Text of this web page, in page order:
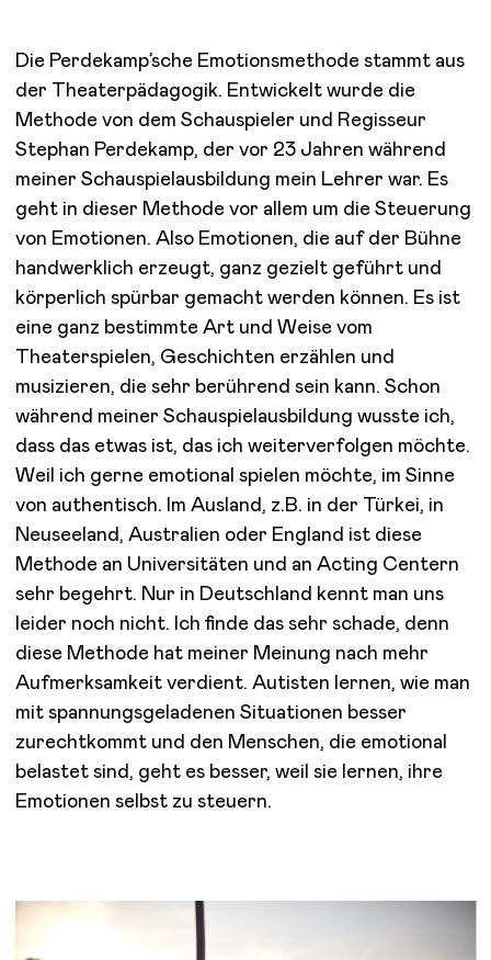
Die Perdekamp’sche Emotionsmethode stammt aus
der Theaterpädagogik. Entwickelt wurde die
Methode von dem Schauspieler und Regisseur
Stephan Perdekamp, der vor 23 Jahren während
meiner Schauspielausbildung mein Lehrer war. Es
geht in dieser Methode vor allem um die Steuerung
von Emotionen. Also Emotionen, die auf der Bühne
handwerklich erzeugt, ganz gezielt geführt und
körperlich spürbar gemacht werden können. Es ist
eine ganz bestimmte Art und Weise vom
Theaterspielen, Geschichten erzählen und
musizieren, die sehr berührend sein kann. Schon
während meiner Schauspielausbildung wusste ich,
dass das etwas ist, das ich weiterverfolgen möchte.
Weil ich gerne emotional spielen möchte, im Sinne
von authentisch. Im Ausland, z.B. in der Türkei, in
Neuseeland, Australien oder England ist diese
Methode an Universitäten und an Acting Centern
sehr begehrt. Nur in Deutschland kennt man uns
leider noch nicht. Ich finde das sehr schade, denn
diese Methode hat meiner Meinung nach mehr
Aufmerksamkeit verdient. Autisten lernen, wie man
mit spannungsgeladenen Situationen besser
zurechtkommt und den Menschen, die emotional
belastet sind, geht es besser, weil sie lernen, ihre
Emotionen selbst zu steuern.